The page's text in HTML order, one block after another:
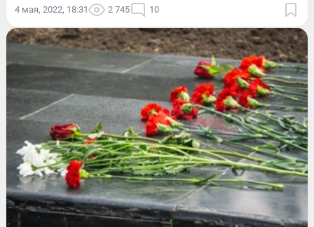
4 мая, 2022, 18:31 2 745 10